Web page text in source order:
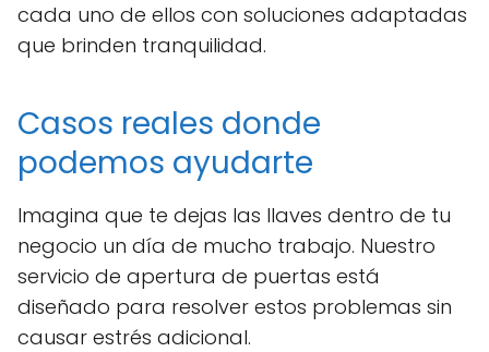
cada uno de ellos con soluciones adaptadas
que brinden tranquilidad.
Casos reales donde
podemos ayudarte
Imagina que te dejas las llaves dentro de tu
negocio un día de mucho trabajo. Nuestro
servicio de apertura de puertas está
diseñado para resolver estos problemas sin
causar estrés adicional.